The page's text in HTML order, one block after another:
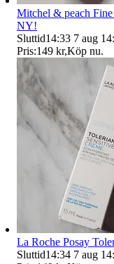
Mitchel & peach
NY!
Sluttid14:33 7 aug
Pris:149 kr,Köp nu.
La Roche Posay
Sluttid14:34 7 aug